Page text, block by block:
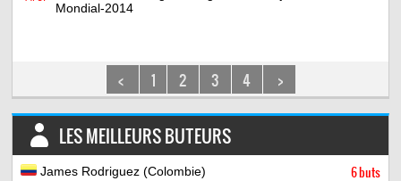
Mondial-2014
< 1 2 3 4 >
LES MEILLEURS BUTEURS
James Rodriguez (Colombie) 6 buts